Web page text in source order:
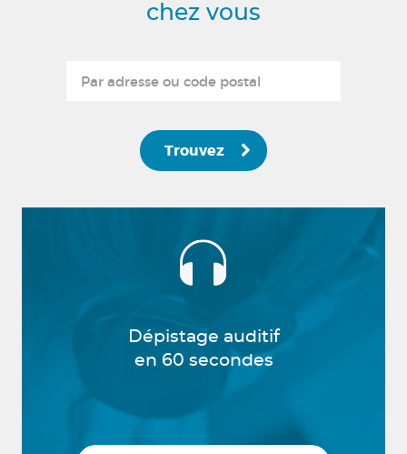
chez vous
Trouvez
Dépistage auditif
en 60 secondes